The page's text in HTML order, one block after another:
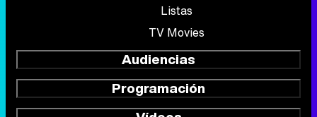
Listas
TV Movies
Audiencias
Programación